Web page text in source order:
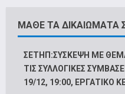
ΜΑΘΕ ΤΑ ΔΙΚΑΙΩΜΑΤΑ
ΣΕΤΗΠ:ΣΥΣΚΕΨΗ ΜΕ ΘΕΜΑ
ΤΙΣ ΣΥΛΛΟΓΙΚΕΣ
19/12, 19:00, ΕΡΓΑΤΙΚΟ